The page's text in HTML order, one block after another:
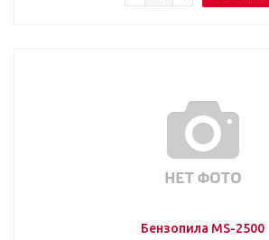
Бензопила MS-2500